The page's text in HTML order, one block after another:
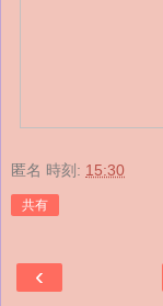
匿名 時刻: 15:30
共有
‹